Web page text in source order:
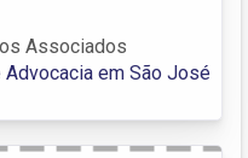
Associados
em São José